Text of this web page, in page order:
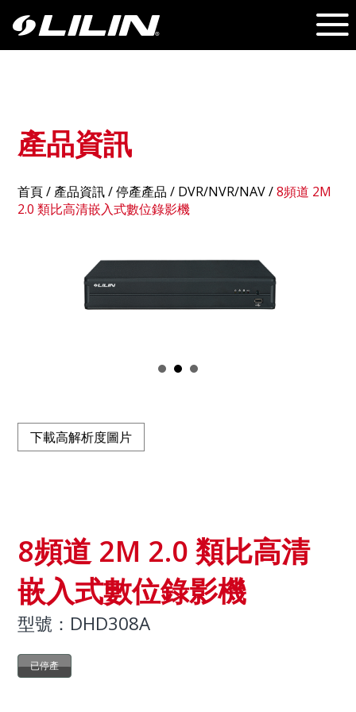
產品資訊
首頁/產品資訊/ 停產產品 / DVR/NVR/NAV/8頻道 2M
2.0 類比高清嵌入式數位錄影機
下載高解析度圖片
8頻道 2M 2.0 類比高清
嵌入式數位錄影機
型號：DHD308A
已停產